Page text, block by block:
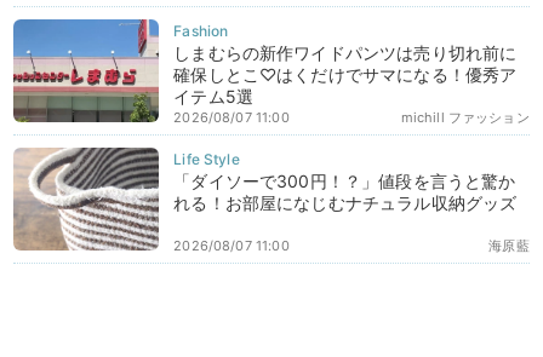
しまむらの新作ワイドパンツは売り切れ前に
確保しとこ♡はくだけでサマになる！優秀ア
イテム5選
michill ファッション
2026/08/07 11:00
「ダイソーで300円！？」値段を言うと驚か
れる！お部屋になじむナチュラル収納グッズ
海原藍
2026/08/07 11:00